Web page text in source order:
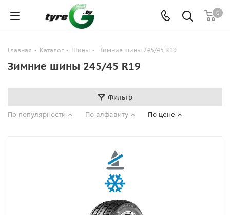
0
Главная - Каталог - Шины - Зимние шины 245/45 R19
Зимние шины 245/45 R19
Фильтр
По популярности
По алфавиту По цене